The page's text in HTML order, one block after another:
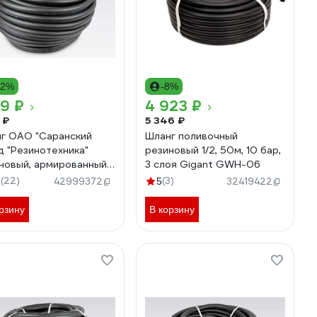
₽
₽
ОАО "Саранский
"Резинотехника"
армированный,
4 Атм СзРТ (рукав)
10м
(22) 42999372
-8%
4 923 ₽
5 346 ₽
Шланг поливочный
резиновый 1/2, 50м, 10 бар,
3 слоя Gigant GWH-06
5(3) 32419422
В корзину